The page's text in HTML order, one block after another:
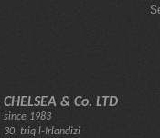
CHELSEA & Co. LTD
since 1983
30, triq l-Irlandizi